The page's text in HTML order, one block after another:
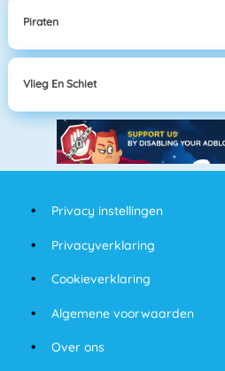
Piraten
Vlieg En Schiet
Privacy instellingen
Privacyverklaring
Cookieverklaring
Algemene voorwaarden
Over ons